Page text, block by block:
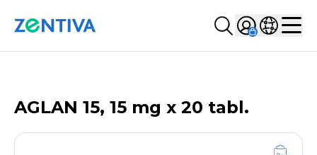
Szukaj...
Sign inWybierz
AGLAN 15, 15 mg x 20 tabl.